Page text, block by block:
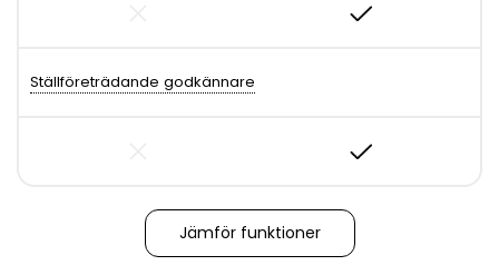
Ställföreträdande godkännare
Jämför funktioner